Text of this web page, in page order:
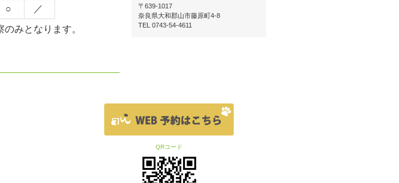
QRコード
○
／
みとなります。
〒639-1017
奈良県大和郡山市藤原町4-8
TEL 0743-54-4611